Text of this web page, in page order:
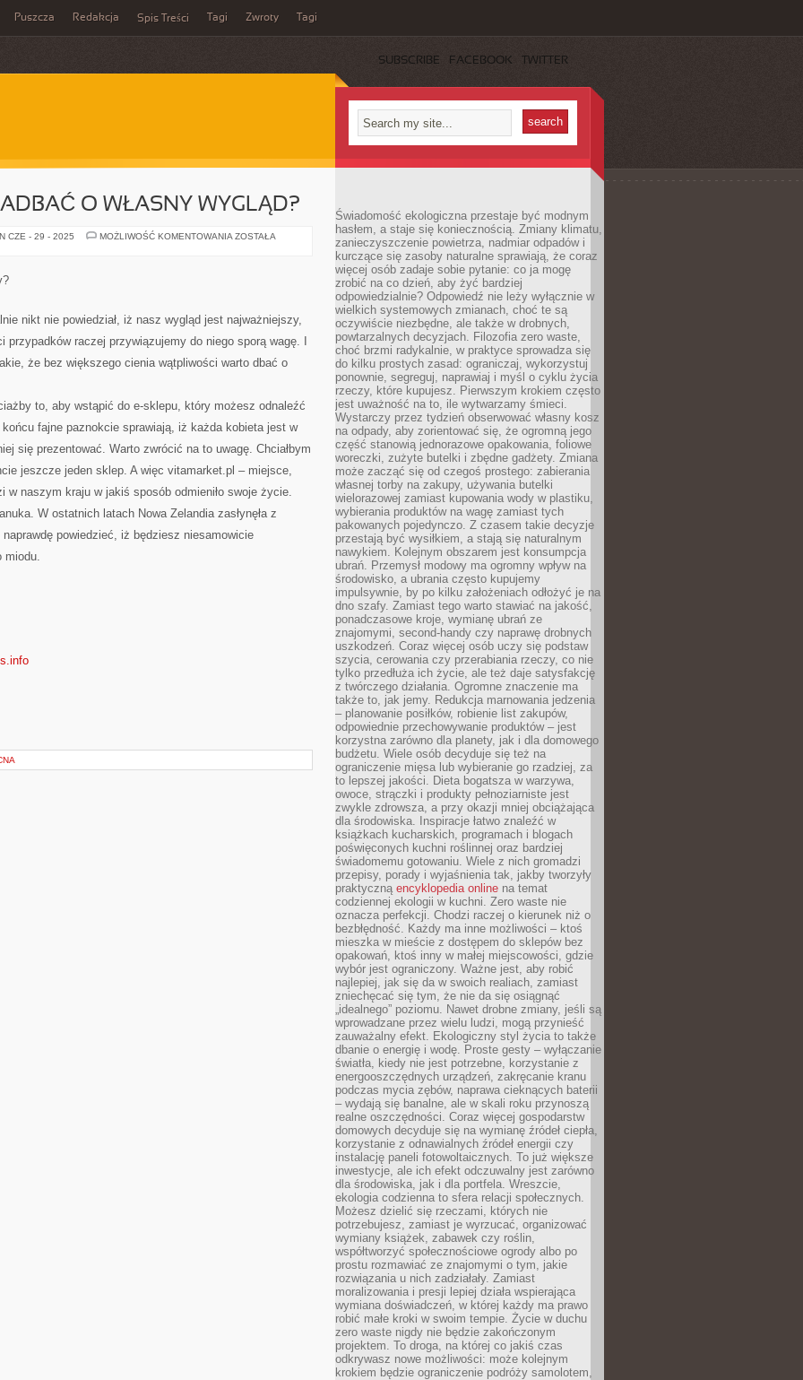
Puszcza Redakcja Spis Treści Tagi Zwroty Tagi
SUBSCRIBE FACEBOOK TWITTER
O WŁASNY WYGLĄD?
CZE - 29 - 2025 MOŻLIWOŚĆ KOMENTOWANIA W
ZOSTAŁA
nikt nie powiedział, iż nasz wygląd jest najważniejszy,
raczej przywiązujemy do niego sporą wagę. I
że bez większego cienia wątpliwości warto dbać o
to, aby wstąpić do e-sklepu, który możesz odnaleźć
fajne paznokcie sprawiają, iż każda kobieta jest w
się prezentować. Warto zwrócić na to uwagę. Chciałbym
jeszcze jeden sklep. A więc vitamarket.pl – miejsce,
w naszym kraju w jakiś sposób odmieniło swoje życie.
W ostatnich latach Nowa Zelandia zasłynęła z
powiedzieć, iż będziesz niesamowicie
miodu.
Świadomość ekologiczna przestaje być modnym
hasłem, a staje się koniecznością. Zmiany klimatu,
zanieczyszczenie powietrza, nadmiar odpadów i
kurczące się zasoby naturalne sprawiają, że coraz
więcej osób zadaje sobie pytanie: co ja mogę
zrobić na co dzień, aby żyć bardziej
odpowiedzialnie? Odpowiedź nie leży wyłącznie w
wielkich systemowych zmianach, choć te są
oczywiście niezbędne, ale także w drobnych,
powtarzalnych decyzjach. Filozofia zero waste,
choć brzmi radykalnie, w praktyce sprowadza się
do kilku prostych zasad: ograniczaj, wykorzystuj
ponownie, segreguj, naprawiaj i myśl o cyklu życia
rzeczy, które kupujesz. Pierwszym krokiem często
jest uważność na to, ile wytwarzamy śmieci.
Wystarczy przez tydzień obserwować własny kosz
na odpady, aby zorientować się, że ogromną jego
część stanowią jednorazowe opakowania, foliowe
woreczki, zużyte butelki i zbędne gadżety. Zmiana
może zacząć się od czegoś prostego: zabierania
własnej torby na zakupy, używania butelki
wielorazowej zamiast kupowania wody w plastiku,
wybierania produktów na wagę zamiast tych
pakowanych pojedynczo. Z czasem takie decyzje
przestają być wysiłkiem, a stają się naturalnym
nawykiem. Kolejnym obszarem jest konsumpcja
ubrań. Przemysł modowy ma ogromny wpływ na
środowisko, a ubrania często kupujemy
impulsywnie, by po kilku założeniach odłożyć je na
dno szafy. Zamiast tego warto stawiać na jakość,
ponadczasowe kroje, wymianę ubrań ze
znajomymi, second-handy czy naprawę drobnych
uszkodzeń. Coraz więcej osób uczy się podstaw
szycia, cerowania czy przerabiania rzeczy, co nie
tylko przedłuża ich życie, ale też daje satysfakcję
z twórczego działania. Ogromne znaczenie ma
także to, jak jemy. Redukcja marnowania jedzenia
– planowanie posiłków, robienie list zakupów,
odpowiednie przechowywanie produktów – jest
korzystna zarówno dla planety, jak i dla domowego
budżetu. Wiele osób decyduje się też na
ograniczenie mięsa lub wybieranie go rzadziej, za
to lepszej jakości. Dieta bogatsza w warzywa,
owoce, strączki i produkty pełnoziarniste jest
zwykle zdrowsza, a przy okazji mniej obciążająca
dla środowiska. Inspiracje łatwo znaleźć w
książkach kucharskich, programach i blogach
poświęconych kuchni roślinnej oraz bardziej
świadomemu gotowaniu. Wiele z nich gromadzi
przepisy, porady i wyjaśnienia tak, jakby tworzyły
praktyczną encyklopedia online na temat
codziennej ekologii w kuchni. Zero waste nie
oznacza perfekcji. Chodzi raczej o kierunek niż o
bezbłędność. Każdy ma inne możliwości – ktoś
mieszka w mieście z dostępem do sklepów bez
opakowań, ktoś inny w małej miejscowości, gdzie
wybór jest ograniczony. Ważne jest, aby robić
najlepiej, jak się da w swoich realiach, zamiast
zniechęcać się tym, że nie da się osiągnąć
„idealnego” poziomu. Nawet drobne zmiany, jeśli są
wprowadzane przez wielu ludzi, mogą przynieść
zauważalny efekt. Ekologiczny styl życia to także
dbanie o energię i wodę. Proste gesty – wyłączanie
światła, kiedy nie jest potrzebne, korzystanie z
energooszczędnych urządzeń, zakręcanie kranu
podczas mycia zębów, naprawa cieknących baterii
– wydają się banalne, ale w skali roku przynoszą
realne oszczędności. Coraz więcej gospodarstw
domowych decyduje się na wymianę źródeł ciepła,
korzystanie z odnawialnych źródeł energii czy
instalację paneli fotowoltaicznych. To już większe
inwestycje, ale ich efekt odczuwalny jest zarówno
dla środowiska, jak i dla portfela. Wreszcie,
ekologia codzienna to sfera relacji społecznych.
Możesz dzielić się rzeczami, których nie
potrzebujesz, zamiast je wyrzucać, organizować
wymiany książek, zabawek czy roślin,
współtworzyć społecznościowe ogrody albo po
prostu rozmawiać ze znajomymi o tym, jakie
rozwiązania u nich zadziałały. Zamiast
moralizowania i presji lepiej działa wspierająca
wymiana doświadczeń, w której każdy ma prawo
robić małe kroki w swoim tempie. Życie w duchu
zero waste nigdy nie będzie zakończonym
projektem. To droga, na której co jakiś czas
odkrywasz nowe możliwości: może kolejnym
krokiem będzie ograniczenie podróży samolotem,